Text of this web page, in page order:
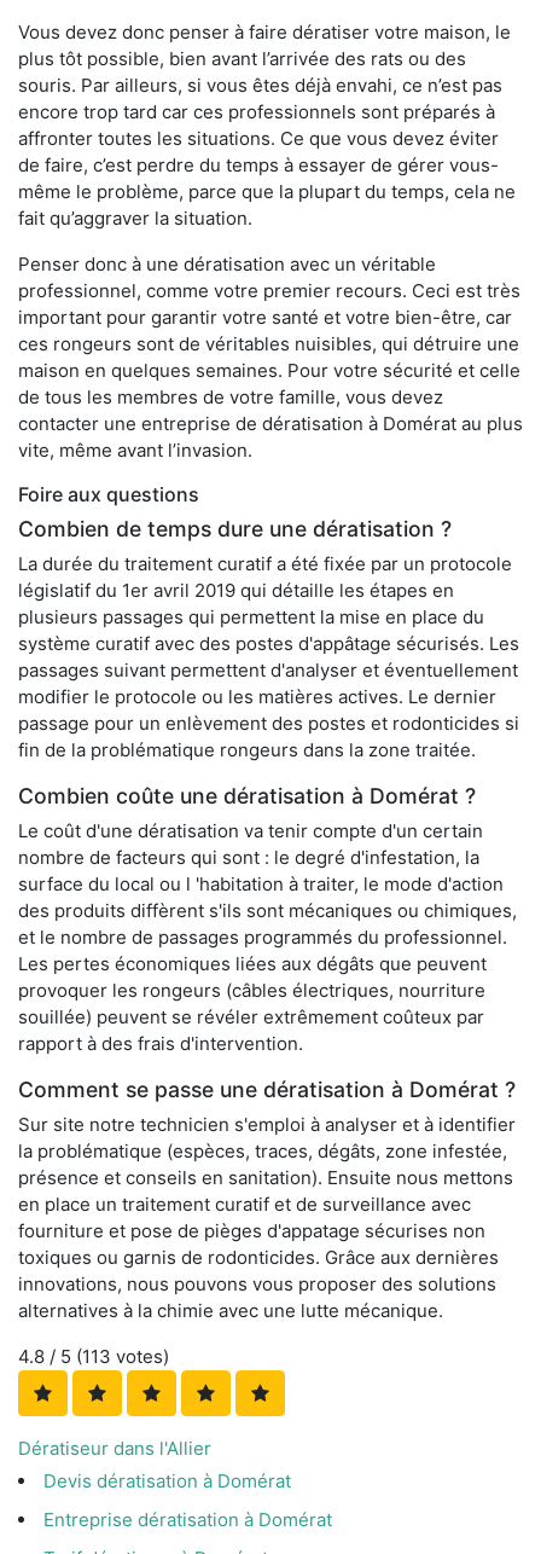
Vous devez donc penser à faire dératiser votre maison, le
plus tôt possible, bien avant l’arrivée des rats ou des
souris. Par ailleurs, si vous êtes déjà envahi, ce n’est pas
encore trop tard car ces professionnels sont préparés à
affronter toutes les situations. Ce que vous devez éviter
de faire, c’est perdre du temps à essayer de gérer vous-
même le problème, parce que la plupart du temps, cela ne
fait qu’aggraver la situation.
Penser donc à une dératisation avec un véritable
professionnel, comme votre premier recours. Ceci est très
important pour garantir votre santé et votre bien-être, car
ces rongeurs sont de véritables nuisibles, qui détruire une
maison en quelques semaines. Pour votre sécurité et celle
de tous les membres de votre famille, vous devez
contacter une entreprise de dératisation à Domérat au plus
vite, même avant l’invasion.
Foire aux questions
Combien de temps dure une dératisation ?
La durée du traitement curatif a été fixée par un protocole
législatif du 1er avril 2019 qui détaille les étapes en
plusieurs passages qui permettent la mise en place du
système curatif avec des postes d'appâtage sécurisés. Les
passages suivant permettent d'analyser et éventuellement
modifier le protocole ou les matières actives. Le dernier
passage pour un enlèvement des postes et rodonticides si
fin de la problématique rongeurs dans la zone traitée.
Combien coûte une dératisation à Domérat ?
Le coût d'une dératisation va tenir compte d'un certain
nombre de facteurs qui sont : le degré d'infestation, la
surface du local ou l 'habitation à traiter, le mode d'action
des produits diffèrent s'ils sont mécaniques ou chimiques,
et le nombre de passages programmés du professionnel.
Les pertes économiques liées aux dégâts que peuvent
provoquer les rongeurs (câbles électriques, nourriture
souillée) peuvent se révéler extrêmement coûteux par
rapport à des frais d'intervention.
Comment se passe une dératisation à Domérat ?
Sur site notre technicien s'emploi à analyser et à identifier
la problématique (espèces, traces, dégâts, zone infestée,
présence et conseils en sanitation). Ensuite nous mettons
en place un traitement curatif et de surveillance avec
fourniture et pose de pièges d'appatage sécurises non
toxiques ou garnis de rodonticides. Grâce aux dernières
innovations, nous pouvons vous proposer des solutions
alternatives à la chimie avec une lutte mécanique.
4.8 / 5 (113 votes)
Dératiseur dans l'Allier
Devis dératisation à Domérat
Entreprise dératisation à Domérat